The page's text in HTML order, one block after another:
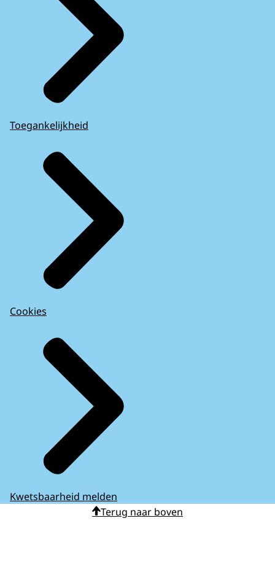
Toegankelijkheid
Cookies
Kwetsbaarheid melden
Terug naar boven